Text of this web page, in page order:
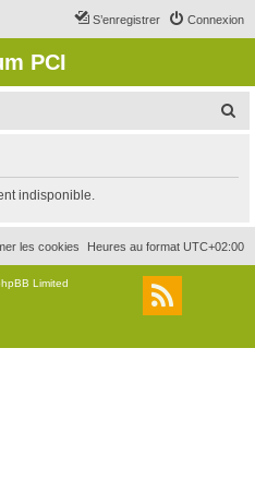
Connexion
S’enregistrer
PCI
r
c
r
indisponible.
Heures au format UTC+02:00
les cookies
Limited